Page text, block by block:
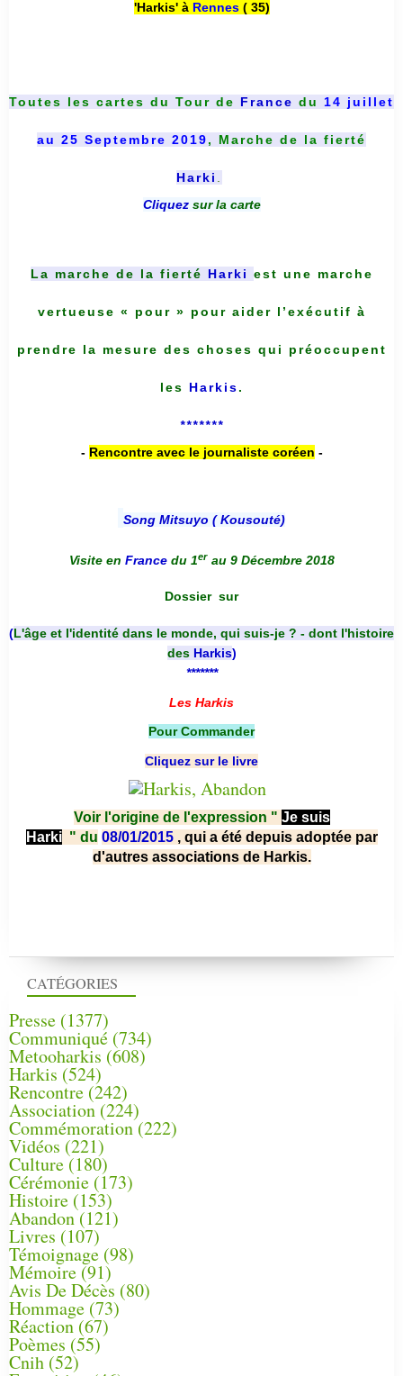
CATÉGORIES
Presse (1377)
Communiqué (734)
Metooharkis (608)
Harkis (524)
Rencontre (242)
Association (224)
Commémoration(222)
Vidéos (221)
Culture(180)
Cérémonie (173)
Histoire (153)
Abandon(121)
Livres (107)
Témoignage (98)
Mémoire (91)
Avis De Décès (80)
Hommage (73)
Réaction(67)
Poèmes (55)
Cnih (52)
'Harkis' à Rennes( 35)
Toutes les cartes du Tour de France du 14 juillet
au 25 Septembre 2019, Marche de la fierté
Harki
Cliquez sur la carte
La marche de la fierté Harki est une marche
vertueuse « pour » pour aider l’exécutif à
prendre la mesure des choses qui préoccupent
les Harkis.
*******
- Rencontre avec le journaliste coréen -
Song Mitsuyo ( Kousouté)
Visite en France du 1er au 9 Décembre 2018
Dossier sur
(L'âge et l'identité dans le monde, qui suis-je ? - dont l'histoire
des Harkis)
*******
Les Harkis
Pour Commander
Cliquez sur le livre
Voir l'origine de l'expression " Je suis
Harki " du 08/01/2015 , qui a été depuis adoptée par
d'autres associations de Harkis.